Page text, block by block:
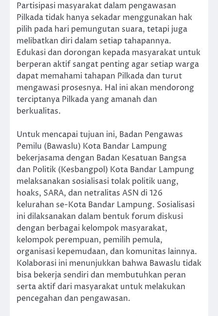
Partisipasi masyarakat dalam pengawasan
Pilkada tidak hanya sekadar menggunakan hak
pilih pada hari pemungutan suara, tetapi juga
melibatkan diri dalam setiap tahapannya.
Edukasi dan dorongan kepada masyarakat untuk
berperan aktif sangat penting agar setiap warga
dapat memahami tahapan Pilkada dan turut
mengawasi prosesnya. Hal ini akan mendorong
terciptanya Pilkada yang amanah dan
berkualitas.
Untuk mencapai tujuan ini, Badan Pengawas
Pemilu (Bawaslu) Kota Bandar Lampung
bekerjasama dengan Badan Kesatuan Bangsa
dan Politik (Kesbangpol) Kota Bandar Lampung
melaksanakan sosialisasi tolak politik uang,
hoaks, SARA, dan netralitas ASN di 126
kelurahan se-Kota Bandar Lampung. Sosialisasi
ini dilaksanakan dalam bentuk forum diskusi
dengan berbagai kelompok masyarakat,
kelompok perempuan, pemilih pemula,
organisasi kepemudaan, dan komunitas lainnya.
Kolaborasi ini menunjukkan bahwa Bawaslu tidak
bisa bekerja sendiri dan membutuhkan peran
serta aktif dari masyarakat untuk melakukan
pencegahan dan pengawasan.